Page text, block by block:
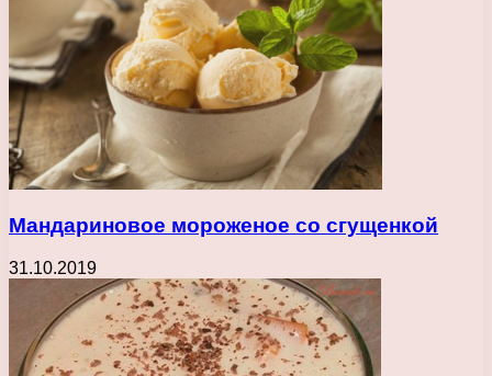
Мандариновое мороженое со сгущенкой
31.10.2019